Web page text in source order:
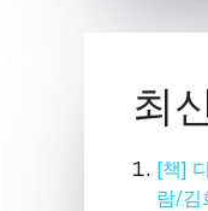
최
[책]
람/김